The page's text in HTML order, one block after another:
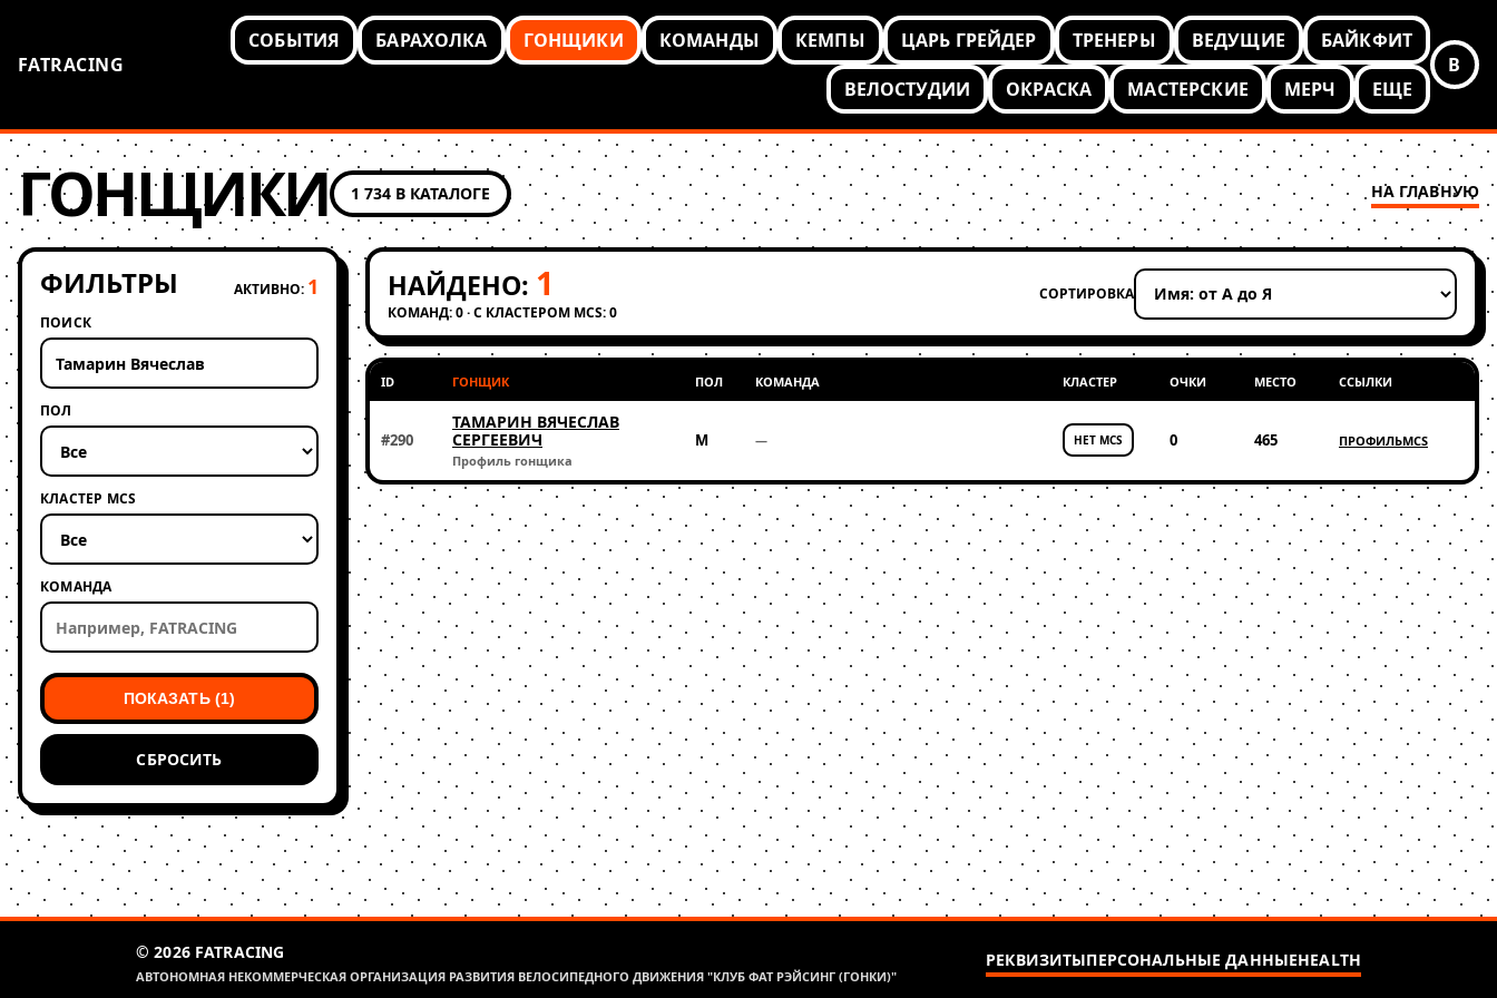
FATRACING
СОБЫТИЯ БАРАХОЛКА ГОНЩИКИ КОМАНДЫ КЕМПЫ ЦАРЬ ГРЕЙДЕР ТРЕНЕРЫ ВЕДУЩИЕ
БАЙКФИТ
ВЕЛОСТУДИИ
ОКРАСКА МАСТЕРСКИЕ МЕРЧ ЕЩЕ
В
ГОНЩИКИ 1 734 В КАТАЛОГЕ НА ГЛАВНУЮ
ФИЛЬТРЫ АКТИВНО: 1
ПОИСК
ПОЛ
КЛАСТЕР MCS
КОМАНДА
ПОКАЗАТЬ (1)
СБРОСИТЬ
НАЙДЕНО: 1
КОМАНД: 0 · С КЛАСТЕРОМ MCS: 0
СОРТИРОВКА
Применить сортировку
ID ГОНЩИК ПОЛ КОМАНДА КЛАСТЕР ОЧКИ МЕСТО ССЫЛКИ
#290
ТАМАРИН ВЯЧЕСЛАВ
СЕРГЕЕВИЧ
Профиль гонщика
М — НЕТ MCS 0 465 ПРОФИЛЬMCS
© 2026 FATRACING
АВТОНОМНАЯ НЕКОММЕРЧЕСКАЯ ОРГАНИЗАЦИЯ РАЗВИТИЯ ВЕЛОСИПЕДНОГО ДВИЖЕНИЯ "КЛУБ ФАТ РЭЙСИНГ (ГОНКИ)"
РЕКВИЗИТЫПЕРСОНАЛЬНЫЕ ДАННЫЕHEALTH